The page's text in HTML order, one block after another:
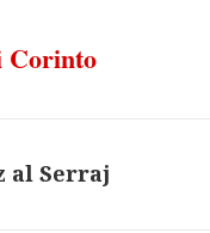
al Serraj